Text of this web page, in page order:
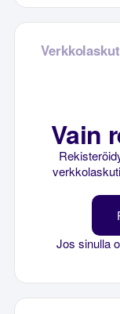
Vain
Jos sinulla